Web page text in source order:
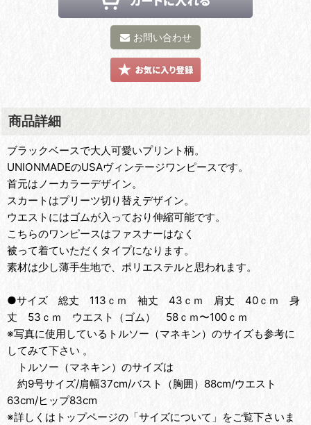
お問い合わせ
商品詳細
ブラックベースで大人可愛いプリント柄。
UNIONMADEのUSAヴィンテージワンピースです。
首元はノーカラーデザイン。
スカートはプリーツ切り替えデザイン。
ウエストにはゴムが入っており伸縮可能です。
こちらのワンピースはファスナーはなく
被って着ていただくタイプになります。
素材は少し薄手生地で、ポリエステルと思われます。
●サイズ 総丈 113ｃｍ 袖丈 43ｃｍ 肩丈 40ｃｍ 身
丈 53ｃｍ ウエスト（ゴム） 58ｃｍ〜100ｃｍ
※写真に使用しているトルソー（マネキン）のサイズも参考に
してみて下さい 。
トルソー（マネキン）のサイズは
約9号サイズ/肩幅37cm/バスト（胸囲）88cm/ウエスト
63cm/ヒップ83cm
※詳しくはトップページの「サイズについて」をご覧下さいま